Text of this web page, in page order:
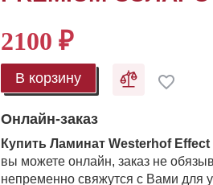
2100 ₽
В корзину
Онлайн-заказ
Купить Ламинат Westerhof
вы можете онлайн, заказ не
непременно свяжутся с Вами для